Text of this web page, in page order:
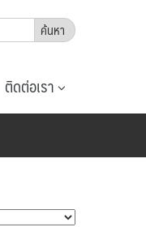
ติดต่อเรา